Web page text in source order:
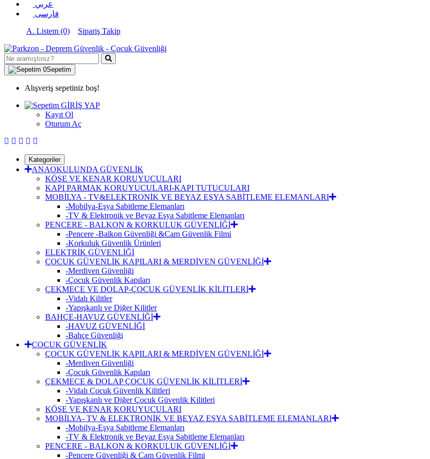
عربي
فارسی
A. Listem (0)
Sipariş Takip
0Sepetim
Alışveriş sepetiniz boş!
GİRİŞ YAP
Kayıt Ol
Oturum Aç
Kategoriler
ANAOKULUNDA GÜVENLİK
KÖŞE VE KENAR KORUYUCULARI
KAPI PARMAK KORUYUCULARI-KAPI TUTUCULARI
MOBİLYA - TV&ELEKTRONİK VE BEYAZ EŞYA SABİTLEME ELEMANLARI
-Mobilya-Eşya Sabitleme Elemanları
-TV & Elektronik ve Beyaz Eşya Sabitleme Elemanları
PENCERE - BALKON & KORKULUK GÜVENLİĞİ
-Pencere -Balkon Güvenliği &Cam Güvenlik Filmi
-Korkuluk Güvenlik Ürünleri
ELEKTRİK GÜVENLİĞİ
ÇOCUK GÜVENLİK KAPILARI & MERDİVEN GÜVENLİĞİ
-Merdiven Güvenliği
-Çocuk Güvenlik Kapıları
ÇEKMECE VE DOLAP-ÇOCUK GÜVENLİK KİLİTLERİ
-Vidalı Kilitler
-Yapışkanlı ve Diğer Kilitler
BAHÇE-HAVUZ GÜVENLİĞİ
-HAVUZ GÜVENLİĞİ
-Bahçe Güvenliği
ÇOCUK GÜVENLİK
ÇOCUK GÜVENLİK KAPILARI & MERDİVEN GÜVENLİĞİ
-Merdiven Güvenliği
-Çocuk Güvenlik Kapıları
ÇEKMECE & DOLAP ÇOCUK GÜVENLİK KİLİTLERİ
-Vidalı Çocuk Güvenlik Kilitleri
-Yapışkanlı ve Diğer Çocuk Güvenlik Kilitleri
KÖŞE VE KENAR KORUYUCULARI
MOBİLYA- TV & ELEKTRONİK VE BEYAZ EŞYA SABİTLEME ELEMANLARI
-Mobilya-Eşya Sabitleme Elemanları
-TV & Elektronik ve Beyaz Eşya Sabitleme Elemanları
PENCERE - BALKON & KORKULUK GÜVENLİĞİ
-Pencere Güvenliği & Cam Güvenlik Filmi